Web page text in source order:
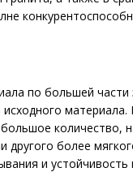
по большей части
материала.
количество,
другого более
и устойчивость